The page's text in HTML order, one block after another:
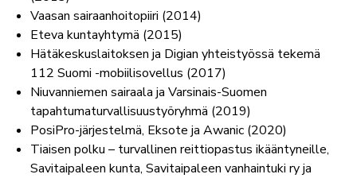
Vaasan sairaanhoitopiiri (2014)
Eteva kuntayhtymä (2015)
Hätäkeskuslaitoksen ja Digian yhteistyössä tekemä
112 Suomi -mobiilisovellus (2017)
Niuvanniemen sairaala ja Varsinais-Suomen
tapahtumaturvallisuustyöryhmä (2019)
PosiPro-järjestelmä, Eksote ja Awanic (2020)
Tiaisen polku – turvallinen reittiopastus ikääntyneille,
Savitaipaleen kunta, Savitaipaleen vanhaintuki ry ja